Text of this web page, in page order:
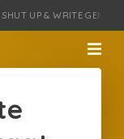
SHUT UP & WRITE GENT/